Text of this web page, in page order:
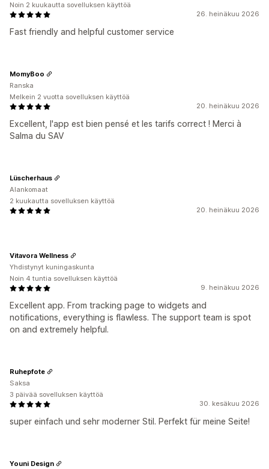
26. heinäkuu 2026
Fast friendly and helpful customer service
Noin 2 kuukautta sovelluksen käyttöä
20. heinäkuu 2026
Excellent, l'app est bien pensé et les tarifs correct ! Merci à
Salma du SAV
MomyBoo
Ranska
Melkein 2 vuotta sovelluksen käyttöä
20. heinäkuu 2026
Lüscherhaus
Alankomaat
2 kuukautta sovelluksen käyttöä
9. heinäkuu 2026
Excellent app. From tracking page to widgets and
notifications, everything is flawless. The support team is spot
on and extremely helpful.
Vitavora Wellness
Yhdistynyt kuningaskunta
Noin 4 tuntia sovelluksen käyttöä
30. kesäkuu 2026
super einfach und sehr moderner Stil. Perfekt für meine Seite!
Ruhepfote
Saksa
3 päivää sovelluksen käyttöä
Youni Design